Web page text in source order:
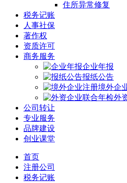
住所异常修复
税务记账
人事社保
著作权
资质许可
商务服务
企业年报
报纸公告
境外企
外
公司转让
专业服务
品牌建设
创业课堂
首页
注册公司
税务记账